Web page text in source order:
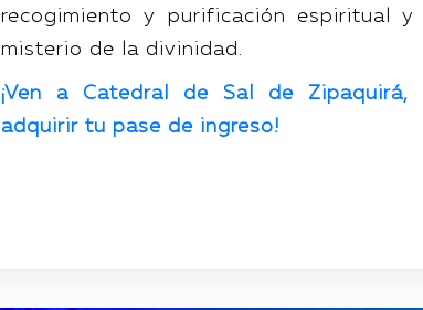
recogimiento y purificación espiritual
misterio de la divinidad.
¡Ven a Catedral de Sal de
adquirir tu pase de ingreso!